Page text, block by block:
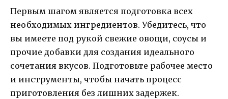
Первым шагом является подготовка всех
необходимых ингредиентов. Убедитесь, что
вы имеете под рукой свежие овощи, соусы и
прочие добавки для создания идеального
сочетания вкусов. Подготовьте рабочее место
и инструменты, чтобы начать процесс
приготовления без лишних задержек.